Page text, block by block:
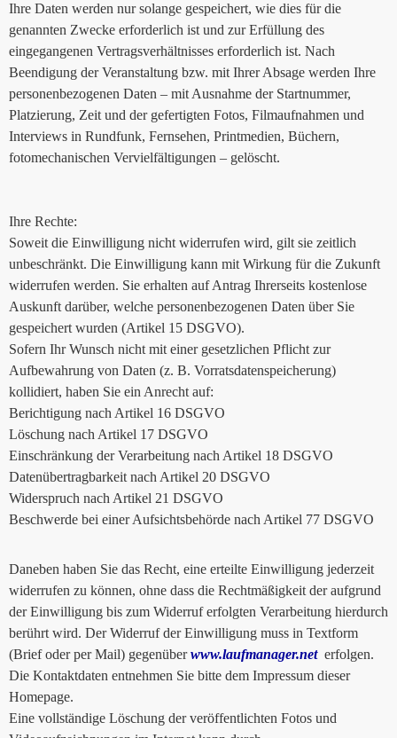
Ihre Daten werden nur solange gespeichert, wie dies für die
genannten Zwecke erforderlich ist und zur Erfüllung des
eingegangenen Vertragsverhältnisses erforderlich ist. Nach
Beendigung der Veranstaltung bzw. mit Ihrer Absage werden Ihre
personenbezogenen Daten – mit Ausnahme der Startnummer,
Platzierung, Zeit und der gefertigten Fotos, Filmaufnahmen und
Interviews in Rundfunk, Fernsehen, Printmedien, Büchern,
fotomechanischen Vervielfältigungen – gelöscht.
Ihre Rechte:
Soweit die Einwilligung nicht widerrufen wird, gilt sie zeitlich
unbeschränkt. Die Einwilligung kann mit Wirkung für die Zukunft
widerrufen werden. Sie erhalten auf Antrag Ihrerseits kostenlose
Auskunft darüber, welche personenbezogenen Daten über Sie
gespeichert wurden (Artikel 15 DSGVO).
Sofern Ihr Wunsch nicht mit einer gesetzlichen Pflicht zur
Aufbewahrung von Daten (z. B. Vorratsdatenspeicherung)
kollidiert, haben Sie ein Anrecht auf:
Berichtigung nach Artikel 16 DSGVO
Löschung nach Artikel 17 DSGVO
Einschränkung der Verarbeitung nach Artikel 18 DSGVO
Datenübertragbarkeit nach Artikel 20 DSGVO
Widerspruch nach Artikel 21 DSGVO
Beschwerde bei einer Aufsichtsbehörde nach Artikel 77 DSGVO
Daneben haben Sie das Recht, eine erteilte Einwilligung jederzeit
widerrufen zu können, ohne dass die Rechtmäßigkeit der aufgrund
der Einwilligung bis zum Widerruf erfolgten Verarbeitung hierdurch
berührt wird. Der Widerruf der Einwilligung muss in Textform
(Brief oder per Mail) gegenüberwww.laufmanager.neterfolgen.
Die Kontaktdaten entnehmen Sie bitte dem Impressum dieser
Homepage.
Eine vollständige Löschung der veröffentlichten Fotos und